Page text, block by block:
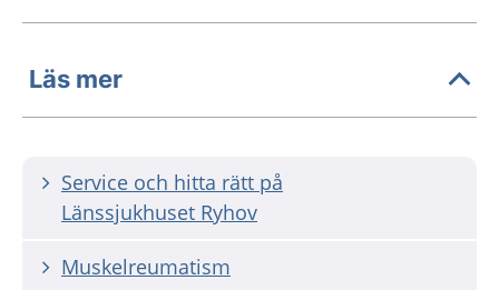
Läs mer
Service och hitta rätt på
Länssjukhuset Ryhov
Muskelreumatism